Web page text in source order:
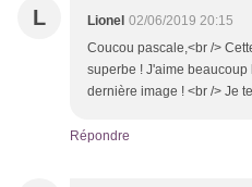
L Lionel 02/06/2019 20:15
Coucou pascale,<br />
superbe ! J'aime
dernière image ! <br /> Je
Répondre